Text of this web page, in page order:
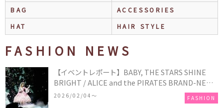
BAG
ACCESSORIES
HAT
HAIR STYLE
FASHION NEWS
【イベントレポート】BABY, THE STARS SHINE
BRIGHT / ALICE and the PIRATES BRAND-NEW
COLLECTION in TOKYO
2026/02/04〜 FASHION